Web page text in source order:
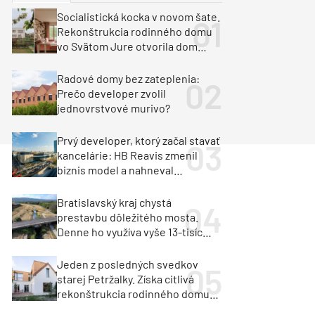
Klimatizácia a vetranie
Milan Murcka
Socialistická kocka v novom šate.
Rekonštrukcia rodinného domu
vo Svätom Jure otvorila dom
Radové domy bez zateplenia:
Prečo developer zvolil
jednovrstvové murivo?
Prvý developer, ktorý začal stavať
kancelárie: HB Reavis zmenil
biznis model a nahneval
Bratislavský kraj chystá
prestavbu dôležitého mosta.
Denne ho využíva vyše 13-tisíc
Jeden z posledných svedkov
starej Petržalky. Získa citlivá
rekonštrukcia rodinného domu